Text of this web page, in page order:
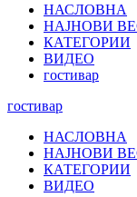
НАСЛОВНА
НАЈНОВИ
КАТЕГОРИИ
ВИДЕО
гостивар
гостивар
НАСЛОВНА
НАЈНОВИ
КАТЕГОРИИ
ВИДЕО